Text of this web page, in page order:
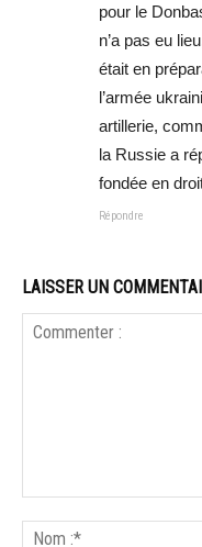
pour le
n’a pas eu
était en
l’armée
artillerie,
la Russie a
fondée en
Répondre
LAISSER UN